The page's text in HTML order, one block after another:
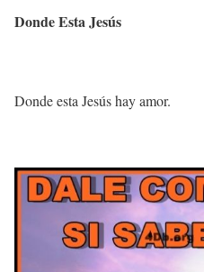
Donde Esta Jesús
Donde esta Jesús hay amor.